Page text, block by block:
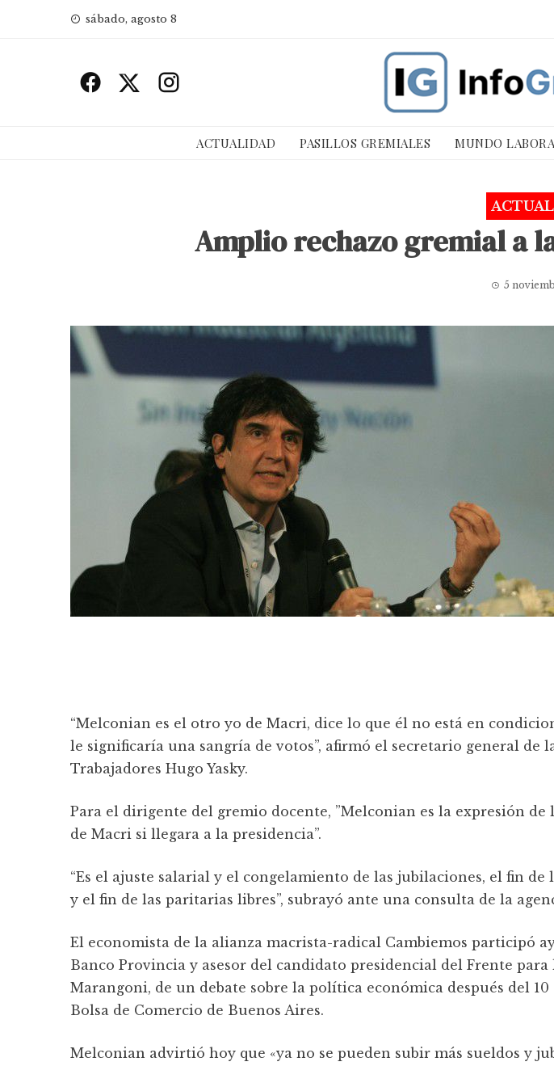
sábado, agosto 8
ACTUALIDAD PASILLOS GREMIALES MUNDO
Amplio rechazo gremial a
5
“Melconian es el otro yo de Macri, dice lo que él no está en
le significaría una sangría de votos”, afirmó el secretario general de
Trabajadores Hugo Yasky.
Para el dirigente del gremio docente, ”Melconian es la expresión de
de Macri si llegara a la presidencia”.
“Es el ajuste salarial y el congelamiento de las jubilaciones, el fin
y el fin de las paritarias libres”, subrayó ante una consulta de la
El economista de la alianza macrista-radical Cambiemos participó
Banco Provincia y asesor del candidato presidencial del Frente
Marangoni, de un debate sobre la política económica después del
Bolsa de Comercio de Buenos Aires.
Melconian advirtió hoy que «ya no se pueden subir más sueldos y